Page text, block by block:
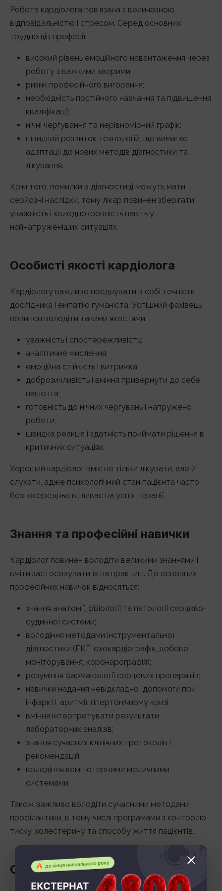
Робота кардіолога пов’язана з величезною
відповідальністю і стресом. Серед основних
труднощів професії:
високий рівень емоційного навантаження через
роботу з важкими хворими;
ризик професійного вигорання;
необхідність постійного навчання та підвищення
кваліфікації;
нічні чергування та нерівномірний графік;
швидкий розвиток технологій, що вимагає
адаптації до нових методів діагностики та
лікування.
Крім того, помилки в діагностиці можуть мати
серйозні наслідки, тому лікар повинен зберігати
уважність і холоднокровність навіть у
найнапруженіших ситуаціях.
Особисті якості кардіолога
Кардіологу важливо поєднувати в собі точність
дослідника і емпатію гуманіста. Успішний фахівець
повинен володіти такими якостями:
уважність і спостережливість;
аналітичне мислення;
емоційна стійкість і витримка;
доброзичливість і вміння привернути до себе
пацієнта;
готовність до нічних чергувань і напруженої
роботи;
швидка реакція і здатність приймати рішення в
критичних ситуаціях.
Хороший кардіолог вміє не тільки лікувати, але й
слухати, адже психологічний стан пацієнта часто
безпосередньо впливає на успіх терапії.
Знання та професійні навички
Кардіолог повинен володіти великими знаннями і
вміти застосовувати їх на практиці. До основних
професійних навичок відносяться:
знання анатомії, фізіології та патології серцево-
судинної системи;
володіння методами інструментальної
діагностики (ЕКГ, ехокардіографія, добове
моніторування, коронарографія);
розуміння фармакології серцевих препаратів;
навички надання невідкладної допомоги при
інфаркті, аритмії, гіпертонічному кризі;
вміння інтерпретувати результати
лабораторних аналізів;
знання сучасних клінічних протоколів і
рекомендацій;
володіння комп’ютерними медичними
системами.
Також важливо володіти сучасними методами
профілактики, в тому числі програмами з контролю
тиску, холестерину та способу життя пацієнтів.
Освіта